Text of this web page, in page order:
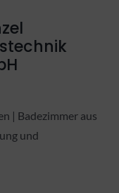
| Badezimmer aus
und